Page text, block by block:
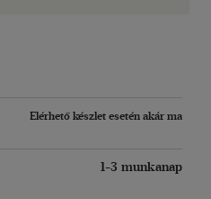
Elérhető készlet esetén akár ma
1-3 munkanap